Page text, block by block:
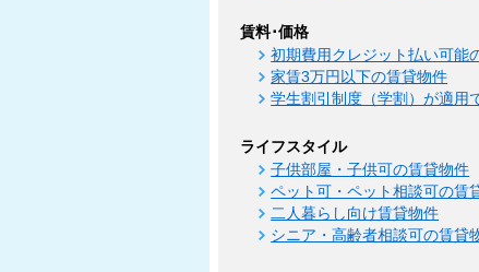
賃料･価格
初期費用クレジット払い可能
家賃3万円以下の賃貸物件
学生割引制度（学割）が適用
ライフスタイル
子供部屋・子供可の賃貸物件
ペット可・ペット相談可の賃
二人暮らし向け賃貸物件
シニア・高齢者相談可の賃貸